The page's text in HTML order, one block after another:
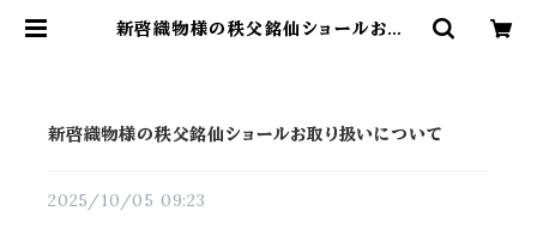
新啓織物様の秩父銘仙ショールお取り
新啓織物様の秩父銘仙ショールお取り扱いについて
2025/10/05 09:23